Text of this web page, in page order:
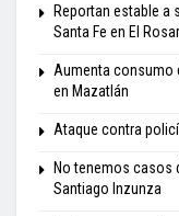
Reportan estable a
Santa Fe en El
Aumenta consumo
en Mazatlán
Ataque contra
No tenemos casos
Santiago Inzunza